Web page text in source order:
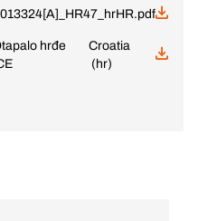
hrđe
Croatia
(hr)